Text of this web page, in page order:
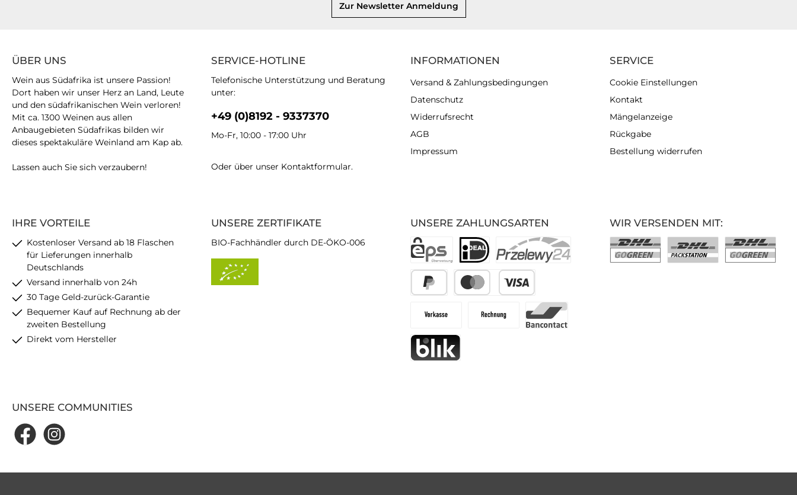
Zur Newsletter Anmeldung
SERVICE-HOTLINE
Telefonische Unterstützung und Beratung
unter:
+49 (0)8192 - 9337370
Mo-Fr, 10:00 - 17:00 Uhr
Oder über unser Kontaktformular.
IHRE VORTEILE
Kostenloser Versand ab 18 Flaschen
für Lieferungen innerhalb
Deutschlands
Versand innerhalb von 24h
30 Tage Geld-zurück-Garantie
Bequemer Kauf auf Rechnung ab der
zweiten Bestellung
Direkt vom Hersteller
UNSERE ZAHLUNGSARTEN
ÜBER UNS
Wein aus Südafrika ist unsere Passion!
Dort haben wir unser Herz an Land, Leute
und den südafrikanischen Wein verloren!
Mit ca. 1300 Weinen aus allen
Anbaugebieten Südafrikas bilden wir
dieses spektakuläre Weinland am Kap ab.
Lassen auch Sie sich verzaubern!
UNSERE ZERTIFIKATE
BIO-Fachhändler durch DE-ÖKO-006
INFORMATIONEN
Versand & Zahlungsbedingungen
Datenschutz
Widerrufsrecht
AGB
Impressum
SERVICE
Cookie Einstellungen
Kontakt
Mängelanzeige
Rückgabe
Bestellung widerrufen
UNSERE COMMUNITIES
WIR VERSENDEN MIT: